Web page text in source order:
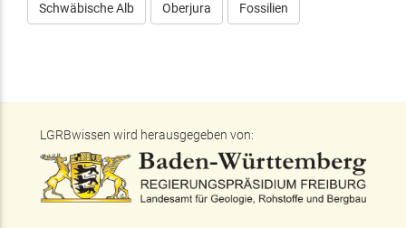
Schwäbische Alb Oberjura Fossilien
LGRBwissen wird herausgegeben von: